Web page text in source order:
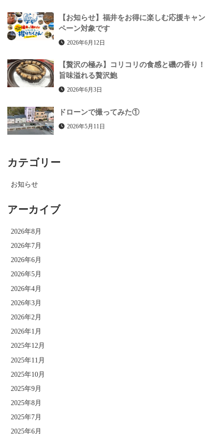
【お知らせ】福井をお得に楽しむ応援キャン
ペーン対象です
2026年6月12日
【贅沢の極み】コリコリの食感と磯の香り！
旨味溢れる贅沢鮑
2026年6月3日
ドローンで撮ってみた①
2026年5月11日
カテゴリー
お知らせ
アーカイブ
2026年8月
2026年7月
2026年6月
2026年5月
2026年4月
2026年3月
2026年2月
2026年1月
2025年12月
2025年11月
2025年10月
2025年9月
2025年8月
2025年7月
2025年6月